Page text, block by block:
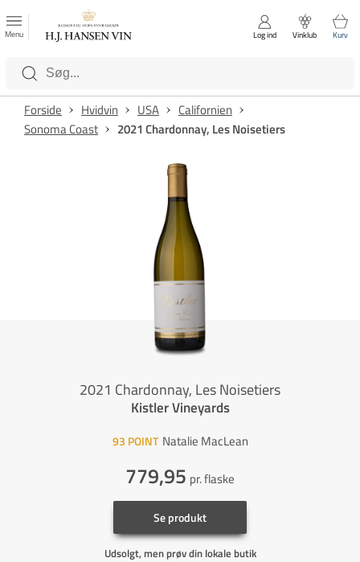
Luk
Kategorier
Menu Log ind Vinklub Kurv
Forside Hvidvin USA
Californien
Sonoma Coast
2021 Chardonnay, Les Noisetiers
2021 Chardonnay, Les Noisetiers
Kistler Vineyards
93 POINT Natalie MacLean
779,95 pr. flaske
Se produkt
Udsolgt, men prøv din lokale butik